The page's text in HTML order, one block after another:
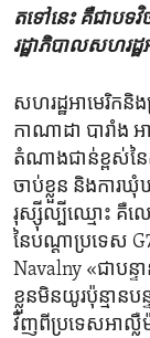
តទៅនេះ​ គឺ​ជា​បទ​
រដ្ឋាភិបាល​សហរដ្ឋ​
សហរដ្ឋ​អាមេរិក​និង​
កាណាដា បារាំង​
តំណាងជាន់​ខ្ពស់​នៃ​
ចាប់​ខ្លួន​ និង​ការ​
រុស្ស៊ីល្បី​ឈ្មោះ​ គឺ​លោ
នៃ​បណ្តា​ប្រទេស
Navalny «ជា​បន្
ខ្លួន​មិនយូរប៉ុន្មាន​
វិញ​ពីប្រទេសអាល្លឺ